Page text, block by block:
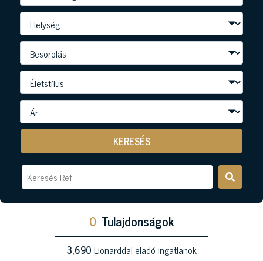
KERESÉS
0 Tulajdonságok
3,690Lionarddal eladó ingatlanok